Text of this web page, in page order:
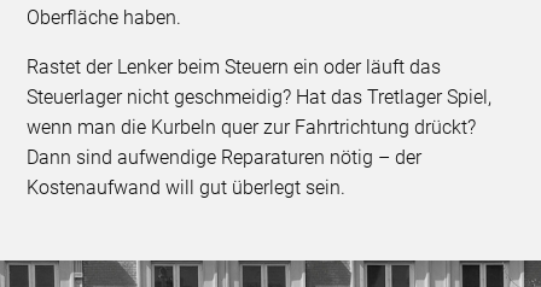
Oberfläche haben.
Rastet der Lenker beim Steuern ein oder läuft das
Steuerlager nicht geschmeidig? Hat das Tretlager Spiel,
wenn man die Kurbeln quer zur Fahrtrichtung drückt?
Dann sind aufwendige Reparaturen nötig – der
Kostenaufwand will gut überlegt sein.